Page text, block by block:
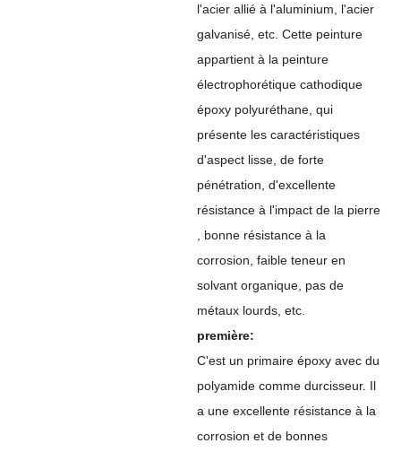
l'acier allié à l'aluminium, l'acier
galvanisé, etc. Cette peinture
appartient à la peinture
électrophorétique cathodique
époxy polyuréthane, qui
présente les caractéristiques
d'aspect lisse, de forte
pénétration, d'excellente
résistance à l'impact de la pierre
, bonne résistance à la
corrosion, faible teneur en
solvant organique, pas de
métaux lourds, etc.
première:
C'est un primaire époxy avec du
polyamide comme durcisseur. Il
a une excellente résistance à la
corrosion et de bonnes